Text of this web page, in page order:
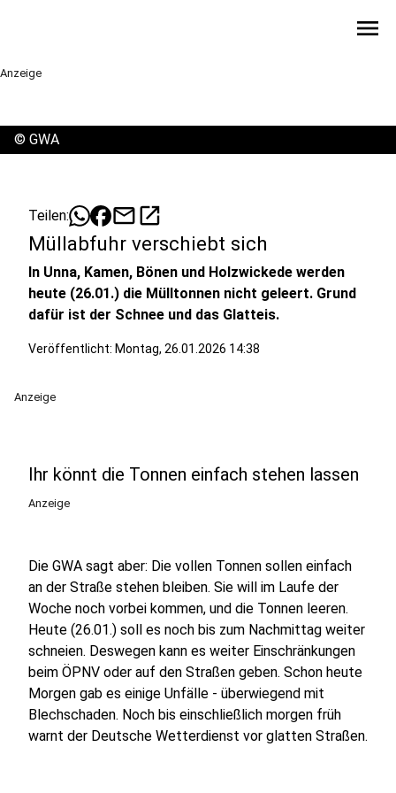
menu
Anzeige
© GWA
Teilen: mailopen_in_new
Müllabfuhr verschiebt sich
In Unna, Kamen, Bönen und Holzwickede werden
heute (26.01.) die Mülltonnen nicht geleert. Grund
dafür ist der Schnee und das Glatteis.
Veröffentlicht: Montag, 26.01.2026 14:38
Anzeige
Ihr könnt die Tonnen einfach stehen lassen
Anzeige
Die GWA sagt aber: Die vollen Tonnen sollen einfach
an der Straße stehen bleiben. Sie will im Laufe der
Woche noch vorbei kommen, und die Tonnen leeren.
Heute (26.01.) soll es noch bis zum Nachmittag weiter
schneien. Deswegen kann es weiter Einschränkungen
beim ÖPNV oder auf den Straßen geben. Schon heute
Morgen gab es einige Unfälle - überwiegend mit
Blechschaden. Noch bis einschließlich morgen früh
warnt der Deutsche Wetterdienst vor glatten Straßen.